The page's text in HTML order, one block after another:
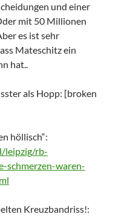
und einer
mit 50 Millionen
es ist sehr
Mateschitz ein
hat..
als Hopp: [broken
höllisch“:
leipzig/rb-
schmerzen-waren-
Kreuzbandriss!: